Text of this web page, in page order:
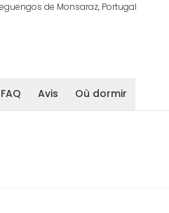
de Monsaraz, Portugal
FAQ Avis Où dormir